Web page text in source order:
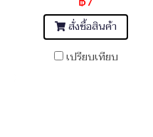
สั่งซื้อสินค้า
เปรียบเทียบ